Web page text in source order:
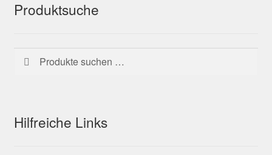
Produktsuche
Suchen
nach:
Suchen
Hilfreiche Links